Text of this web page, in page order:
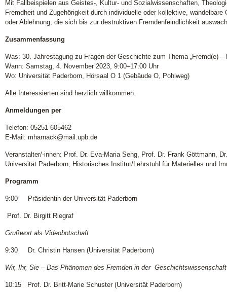
Mit Fallbeispielen aus Geistes-, Kultur- und Sozialwissenschaften,
Fremdheit und Zugehörigkeit durch individuelle oder kollektive,
oder Ablehnung, die sich bis zur destruktiven Fremdenfeindlichkeit
Zusammenfassung
Was: 30. Jahrestagung zu Fragen der Geschichte zum Thema „Fremd(e) –
Wann: Samstag, 4. November 2023, 9:00–17:00 Uhr
Wo: Universität Paderborn, Hörsaal O 1 (Gebäude O, Pohlweg)
Alle Interessierten sind herzlich willkommen.
Anmeldungen per
Telefon: 05251 605462
E-Mail: mharnack@mail.upb.de
Veranstalter/-innen: Prof. Dr. Eva-Maria Seng, Prof. Dr. Frank Göttmann,
Universität Paderborn, Historisches Institut/Lehrstuhl für Materielles und
Programm
9:00 Präsidentin der Universität Paderborn
Prof. Dr. Birgitt Riegraf
Grußwort als Videobotschaft
9:30 Dr. Christin Hansen (Universität Paderborn)
Wir, Ihr, Sie – Das Phänomen des Fremden in der Geschichtswissenschaft
10:15 Prof. Dr. Britt-Marie Schuster (Universität Paderborn)